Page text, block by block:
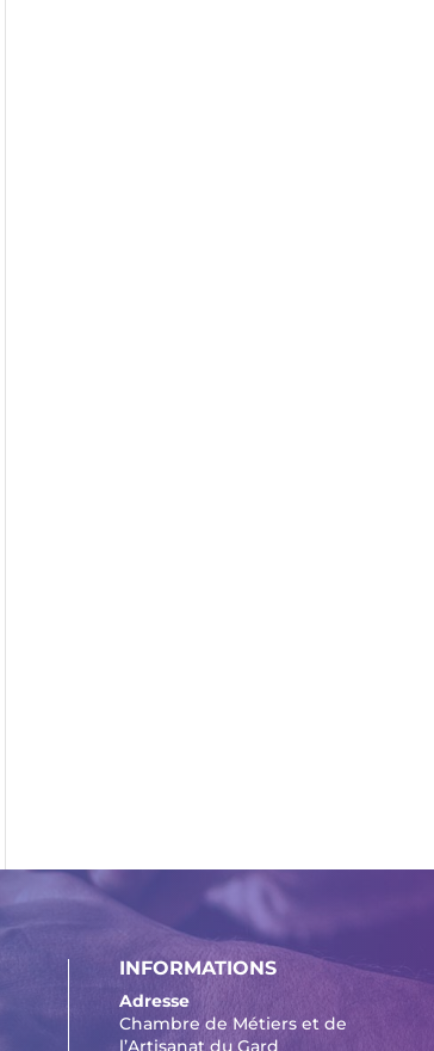
INFORMATIONS
Adresse
Chambre de Métiers et de
l’Artisanat du Gard